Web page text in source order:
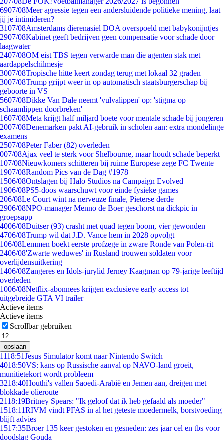
6907/08Meer agressie tegen een andersluidende politieke mening, laat
jij je intimideren?
3107/08Amsterdams dierenasiel DOA overspoeld met babykonijntjes
2907/08Kabinet geeft bedrijven geen compensatie voor schade door
laagwater
2407/08OM eist TBS tegen verwarde man die agenten stak met
aardappelschilmesje
3007/08Tropische hitte keert zondag terug met lokaal 32 graden
3007/08Trump grijpt weer in op automatisch staatsburgerschap bij
geboorte in VS
5607/08Dikke Van Dale neemt 'vulvalippen' op: 'stigma op
schaamlippen doorbreken'
1607/08Meta krijgt half miljard boete voor mentale schade bij jongeren
2007/08Denemarken pakt AI-gebruik in scholen aan: extra mondelinge
examens
2507/08Peter Faber (82) overleden
007/08Ajax veel te sterk voor Shelbourne, maar houdt schade beperkt
107/08Nieuwkomers schitteren bij ruime Europese zege FC Twente
1907/08Random Pics van de Dag #1978
1506/08Ontslagen bij Halo Studios na Campaign Evolved
1906/08PS5-doos waarschuwt voor einde fysieke games
206/08Le Court wint na nerveuze finale, Pieterse derde
2906/08NPO-manager Menno de Boer geschorst na dickpic in
groepsapp
4006/08Duitser (93) crasht met quad tegen boom, vier gewonden
4706/08Trump wil dat J.D. Vance hem in 2028 opvolgt
106/08Lemmen boekt eerste profzege in zware Ronde van Polen-rit
2406/08'Zwarte weduwes' in Rusland trouwen soldaten voor
overlijdensuitkering
1406/08Zangeres en Idols-jurylid Jerney Kaagman op 79-jarige leeftijd
overleden
1006/08Netflix-abonnees krijgen exclusieve early access tot
uitgebreide GTA VI trailer
Actieve items
Actieve items
Scrollbar gebruiken
opslaan
1118:51Jesus Simulator komt naar Nintendo Switch
4018:50VS: kans op Russische aanval op NAVO-land groeit,
munitietekort wordt probleem
3218:40Houthi's vallen Saoedi-Arabië en Jemen aan, dreigen met
blokkade olieroute
2118:19Britney Spears: "Ik geloof dat ik heb gefaald als moeder"
1518:11RIVM vindt PFAS in al het geteste moedermelk, borstvoeding
blijft advies
1517:35Broer 135 keer gestoken en gesneden: zes jaar cel en tbs voor
doodslag Gouda